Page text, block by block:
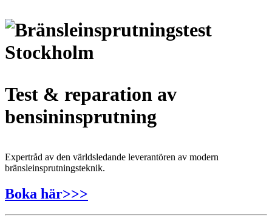
Test & reparation av
bensininsprutning
Expertråd av den världsledande leverantören av modern
bränsleinsprutningsteknik.
Boka här>>>